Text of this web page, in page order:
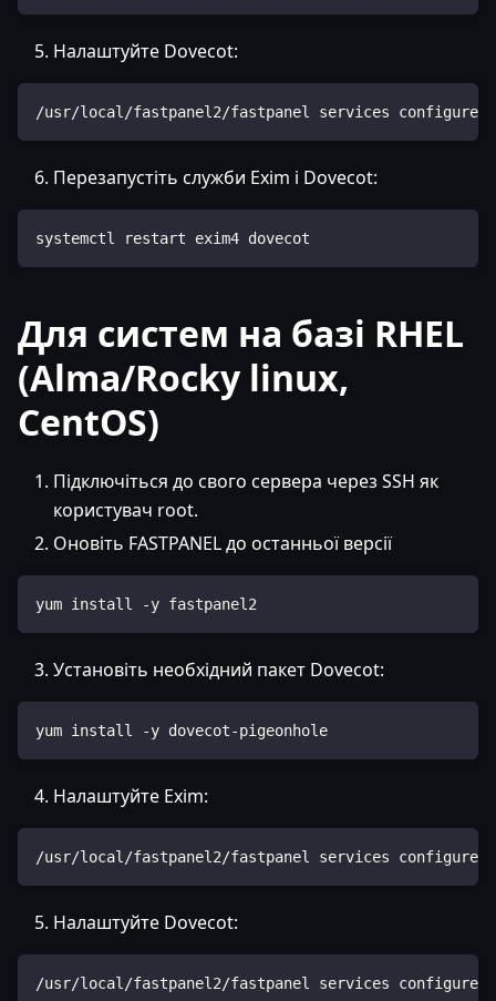
Налаштуйте Dovecot:
/usr/local/fastpanel2/fastpanel services configure
Перезапустіть служби Exim і Dovecot:
systemctl restart exim4 dovecot
Для систем на базі RHEL
(Alma/Rocky linux,
CentOS)
Підключіться до свого сервера через SSH як
користувач root.
Оновіть FASTPANEL до останньої версії
yum install -y fastpanel2
Установіть необхідний пакет Dovecot:
yum install -y dovecot-pigeonhole
Налаштуйте Exim:
/usr/local/fastpanel2/fastpanel services configure
Налаштуйте Dovecot:
/usr/local/fastpanel2/fastpanel services configure